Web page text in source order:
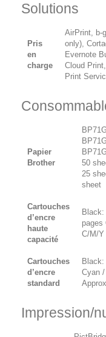
Solutions
Pris
en
charge
AirPrint, b-
only),
Evernote
Cloud
Print
Papier
Brother
50
25
sheet
Cartouches
d’encre
haute
capacité
pages
C/M/Y
Cartouches
d’encre
standard
Black:
Cyan
Impression/